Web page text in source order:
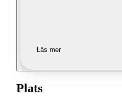
Läs mer
Plats